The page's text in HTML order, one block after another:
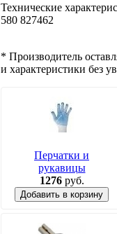
Технические
580 827462
* Производитель
и характеристики без
Перчатки и
рукавицы
1276руб.
Добавить в корзину